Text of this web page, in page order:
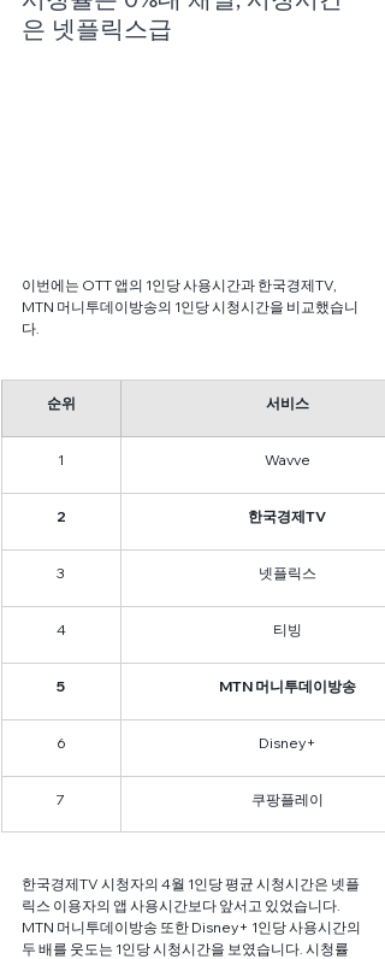
은 넷플릭스급
이번에는 OTT 앱의 1인당 사용시간과 한국경제TV,
MTN 머니투데이방송의 1인당 시청시간을 비교했습니
다.
순위 서비스
1 Wavve
2 한국경제TV
3 넷플릭스
4 티빙
5 MTN 머니투데이방송
6 Disney+
7 쿠팡플레이
한국경제TV 시청자의 4월 1인당 평균 시청시간은 넷플
릭스 이용자의 앱 사용시간보다 앞서고 있었습니다.
MTN 머니투데이방송 또한 Disney+ 1인당 사용시간의
두 배를 웃도는 1인당 시청시간을 보였습니다. 시청률